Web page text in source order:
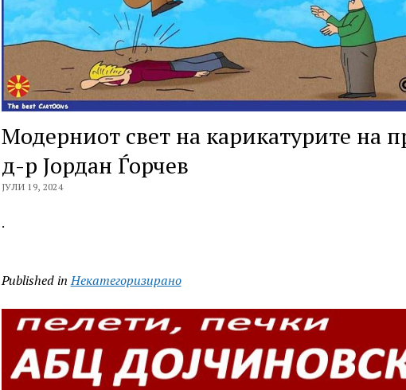
Модерниот свет на карикатурите на
д-р Јордан Ѓорчев
ЈУЛИ 19, 2024
.
Published in Некатегоризирано